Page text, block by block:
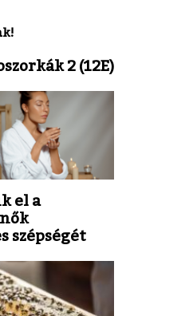
2 (12E)
el a
szépségét